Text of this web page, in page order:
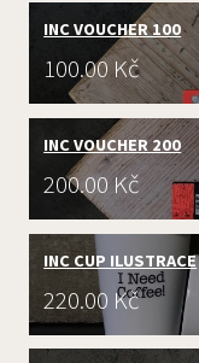
INC VOUCHER 100
Cena:
100.00 Kč
INC VOUCHER 200
Cena:
200.00 Kč
INC CUP ILUSTRACE
Cena:
220.00 Kč